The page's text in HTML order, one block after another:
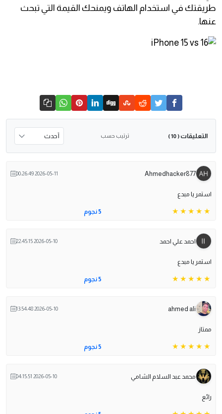
طريقتك في استخدام الهاتف ويمنحك القيمة التي تبحث
عنها.
التعليقات ( 10 ) ترتيب حسب
Ahmedhacker877
2026-05-11 00:26:49
استمر يا مبدع
5 نجوم
احمد علي احمد 2026-05-10 22:45:15
استمر يا مبدع
5 نجوم
ahmed ali
2026-05-10 13:54:48
ممتاز
5 نجوم
محمد عبد السلام الشامي 2026-05-10 04:15:51
رائع